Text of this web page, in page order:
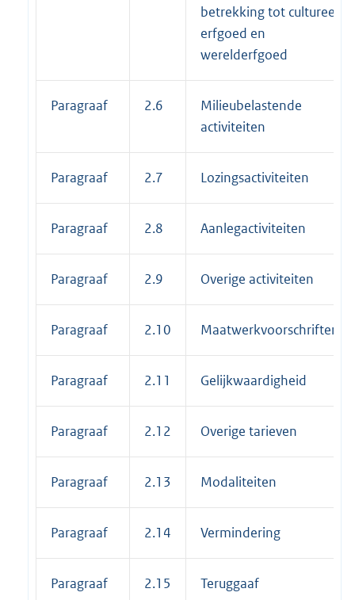
betrekking tot cultureel
erfgoed en
werelderfgoed
Paragraaf 2.6
Milieubelastende
activiteiten
Paragraaf 2.7 Lozingsactiviteiten
Paragraaf 2.8 Aanlegactiviteiten
Paragraaf 2.9 Overige activiteiten
Paragraaf 2.10 Maatwerkvoorschriften
Paragraaf 2.11 Gelijkwaardigheid
Paragraaf 2.12 Overige tarieven
Paragraaf 2.13 Modaliteiten
Paragraaf 2.14 Vermindering
Paragraaf 2.15 Teruggaaf